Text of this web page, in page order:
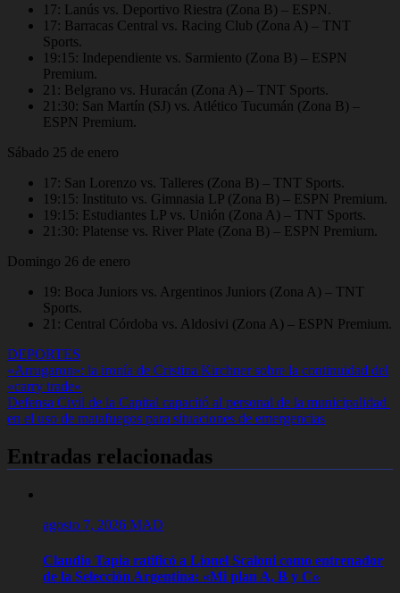
17: Lanús vs. Deportivo Riestra (Zona B) – ESPN.
17: Barracas Central vs. Racing Club (Zona A) – TNT
Sports.
19:15: Independiente vs. Sarmiento (Zona B) – ESPN
Premium.
21: Belgrano vs. Huracán (Zona A) – TNT Sports.
21:30: San Martín (SJ) vs. Atlético Tucumán (Zona B) –
ESPN Premium.
Sábado 25 de enero
17: San Lorenzo vs. Talleres (Zona B) – TNT Sports.
19:15: Instituto vs. Gimnasia LP (Zona B) – ESPN Premium.
19:15: Estudiantes LP vs. Unión (Zona A) – TNT Sports.
21:30: Platense vs. River Plate (Zona B) – ESPN Premium.
Domingo 26 de enero
19: Boca Juniors vs. Argentinos Juniors (Zona A) – TNT
Sports.
21: Central Córdoba vs. Aldosivi (Zona A) – ESPN Premium.
DEPORTES
Navegación
de
entradas
«Arrugaron»: la ironía de Cristina Kirchner sobre la continuidad del
«carry trade»
Defensa Civil de la Capital capacitó al personal de la municipalidad
en el uso de matafuegos para situaciones de emergencias
Entradas relacionadas
agosto 7, 2026 MAD
Claudio Tapia ratificó a Lionel Scaloni como entrenador
de la Selección Argentina: «Mi plan A, B y C»